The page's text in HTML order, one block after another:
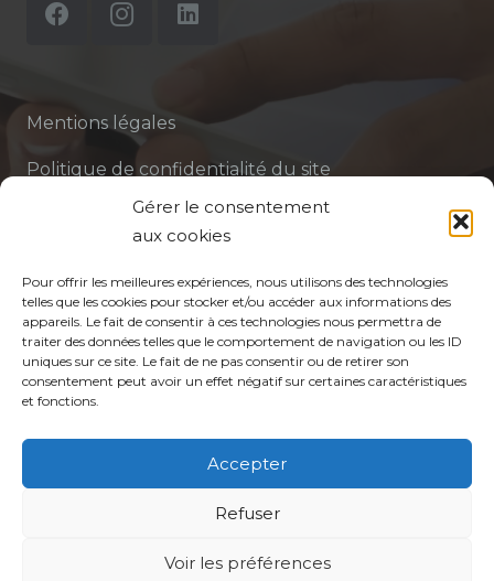
Gérer le consentement
aux cookies
Pour offrir les meilleures expériences, nous utilisons des technologies
telles que les cookies pour stocker et/ou accéder aux informations des
appareils. Le fait de consentir à ces technologies nous permettra de
traiter des données telles que le comportement de navigation ou les ID
uniques sur ce site. Le fait de ne pas consentir ou de retirer son
consentement peut avoir un effet négatif sur certaines caractéristiques
et fonctions.
Accepter
Refuser
Voir les préférences
Mentions légales
Politique de confidentialité du site
Politique de protection des données de la CPTS
Votre CPTS
Professionnels de santé